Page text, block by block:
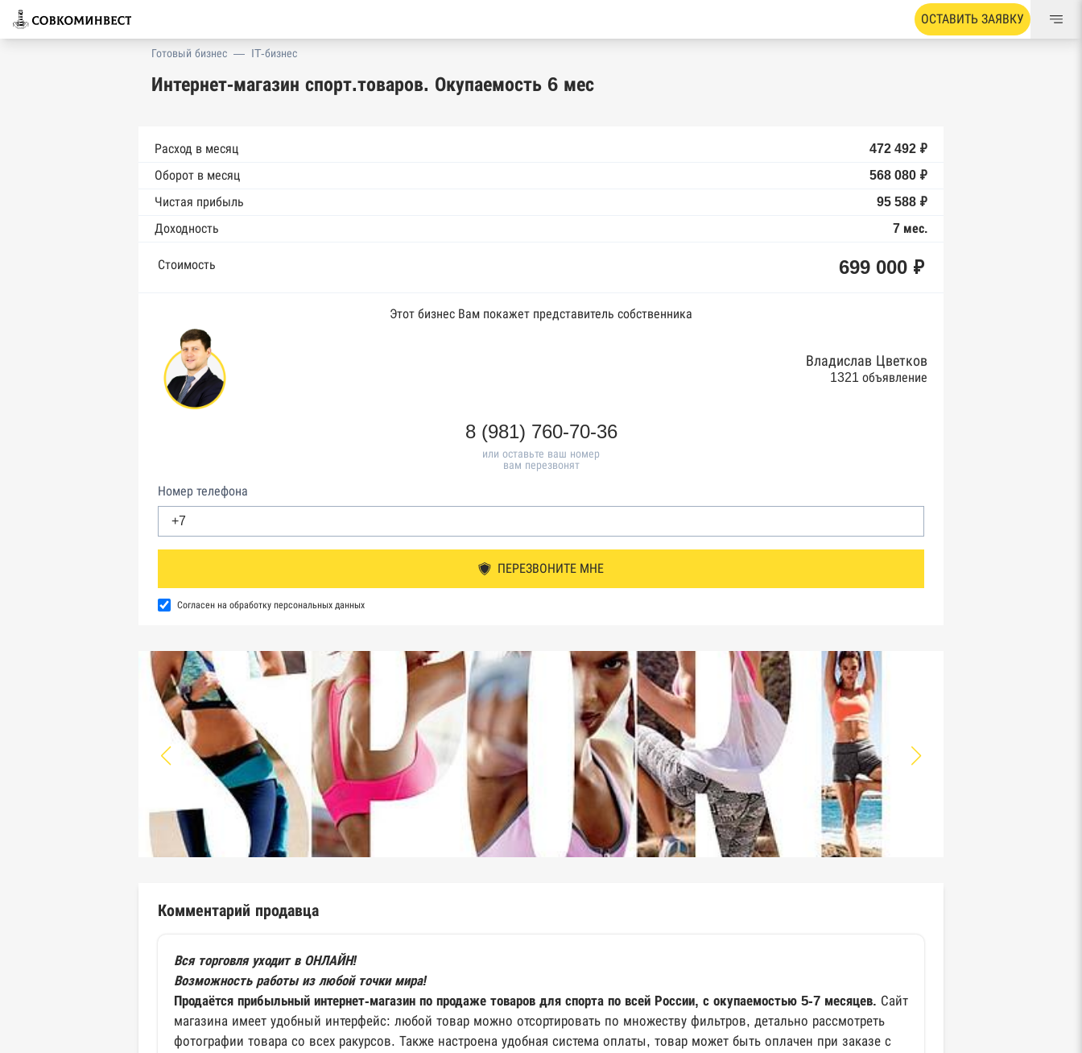
ОСТАВИТЬ ЗАЯВКУ
Готовый бизнес — IT-бизнес
Интернет-магазин спорт.товаров. Окупаемость 6 мес
Расход в месяц
472 492 ₽
Оборот в месяц
568 080 ₽
Чистая прибыль
95 588 ₽
Доходность
7 мес.
Стоимость 699 000 ₽
Этот бизнес Вам покажет представитель собственника
Владислав Цветков
1321 объявление
8 (981) 760-70-36
или оставьте ваш номер
вам перезвонят
Номер телефона
ПЕРЕЗВОНИТЕ МНЕ
Согласен на обработку персональных данных
Комментарий продавца
Вся торговля уходит в ОНЛАЙН!
Возможность работы из любой точки мира!
Продаётся прибыльный интернет-магазин по продаже товаров для спорта по всей России, с окупаемостью 5-7 месяцев. Сайт
магазина имеет удобный интерфейс: любой товар можно отсортировать по множеству фильтров, детально рассмотреть
фотографии товара со всех ракурсов. Также настроена удобная система оплаты, товар может быть оплачен при заказе с